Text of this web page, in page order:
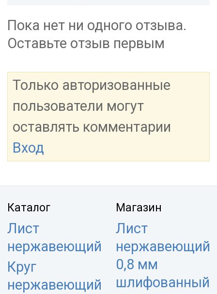
Пока нет ни одного отзыва.
Оставьте отзыв первым
Только авторизованные
пользователи могут
оставлять комментарии
Вход
Каталог
Лист
нержавеющий
Круг
нержавеющий
Магазин
Лист
нержавеющий
0,8 мм
шлифованный